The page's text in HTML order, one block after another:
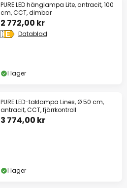
PURE LED hänglampa Lite, antracit, 100
cm, CCT, dimbar
2 772,00 kr
Datablad
I lager
PURE LED-taklampa Lines, Ø 50 cm,
antracit, CCT, fjärrkontroll
3 774,00 kr
I lager